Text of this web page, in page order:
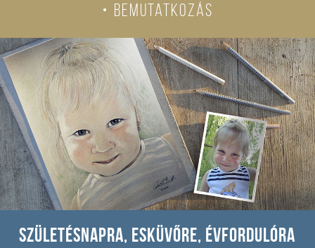
Bemutatkozás
Születésnapra, esküvőre, évfordulóra